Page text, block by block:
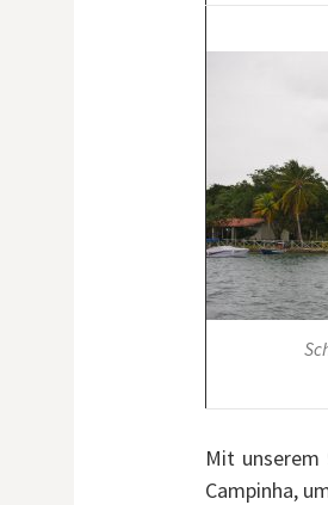
Mit
Campinha,